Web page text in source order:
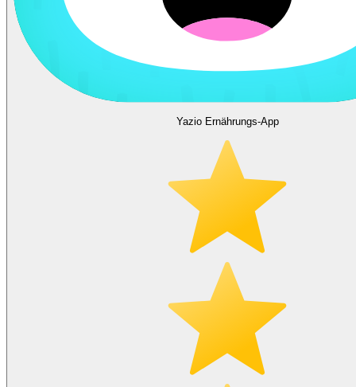
Yazio Ernährungs-App